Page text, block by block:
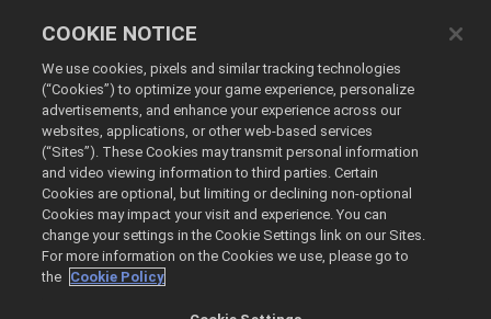
Informazioni legali
Politiche sulla privacy
Politiche sui cookie
Non vendere o condividere le mie informazioni personali
Italiano
COOKIE NOTICE
We use cookies, pixels and similar tracking technologies
(“Cookies”) to optimize your game experience, personalize
advertisements, and enhance your experience across our
websites, applications, or other web-based services
(“Sites”). These Cookies may transmit personal information
and video viewing information to third parties. Certain
Cookies are optional, but limiting or declining non-optional
Cookies may impact your visit and experience. You can
change your settings in the Cookie Settings link on our Sites.
For more information on the Cookies we use, please go to
the Cookie Policy